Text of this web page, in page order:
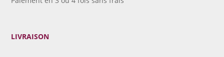
LIVRAISON